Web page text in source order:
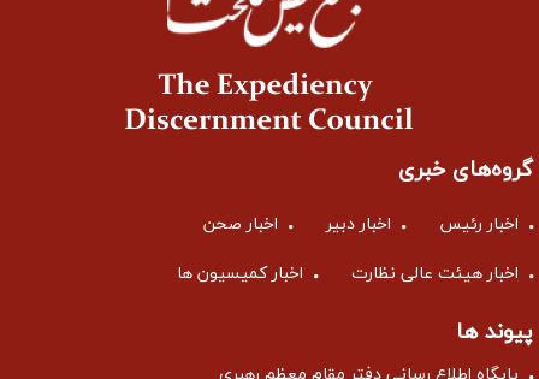
گروه‌های خبری
اخبار رئیس اخبار دبیر اخبار صحن
اخبار هیئت عالی نظارت اخبار کمیسیون ها
پیوند ها
پایگاه اطلاع رسانی دفتر مقام معظم رهبری